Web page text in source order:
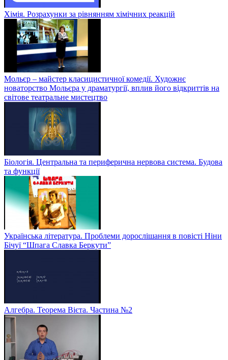
Хімія. Розрахунки за рівнянням хімічних реакцій
Мольєр – майстер класицистичної комедії. Художнє
новаторство Мольєра у драматургії, вплив його відкриттів на
світове театральне мистецтво
Біологія. Центральна та периферична нервова система. Будова
та функції
Українська література. Проблеми дорослішання в повісті Ніни
Бічуї “Шпага Славка Беркути”
Алгебра. Теорема Вієта. Частина №2